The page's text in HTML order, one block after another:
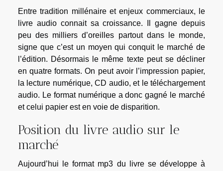
Entre tradition millénaire et enjeux commerciaux, le
livre audio connait sa croissance. Il gagne depuis
peu des milliers d’oreilles partout dans le monde,
signe que c’est un moyen qui conquit le marché de
l’édition. Désormais le même texte peut se décliner
en quatre formats. On peut avoir l’impression papier,
la lecture numérique, CD audio, et le téléchargement
audio. Le format numérique a donc gagné le marché
et celui papier est en voie de disparition.
Position du livre audio sur le
marché
Aujourd’hui le format mp3 du livre se développe à